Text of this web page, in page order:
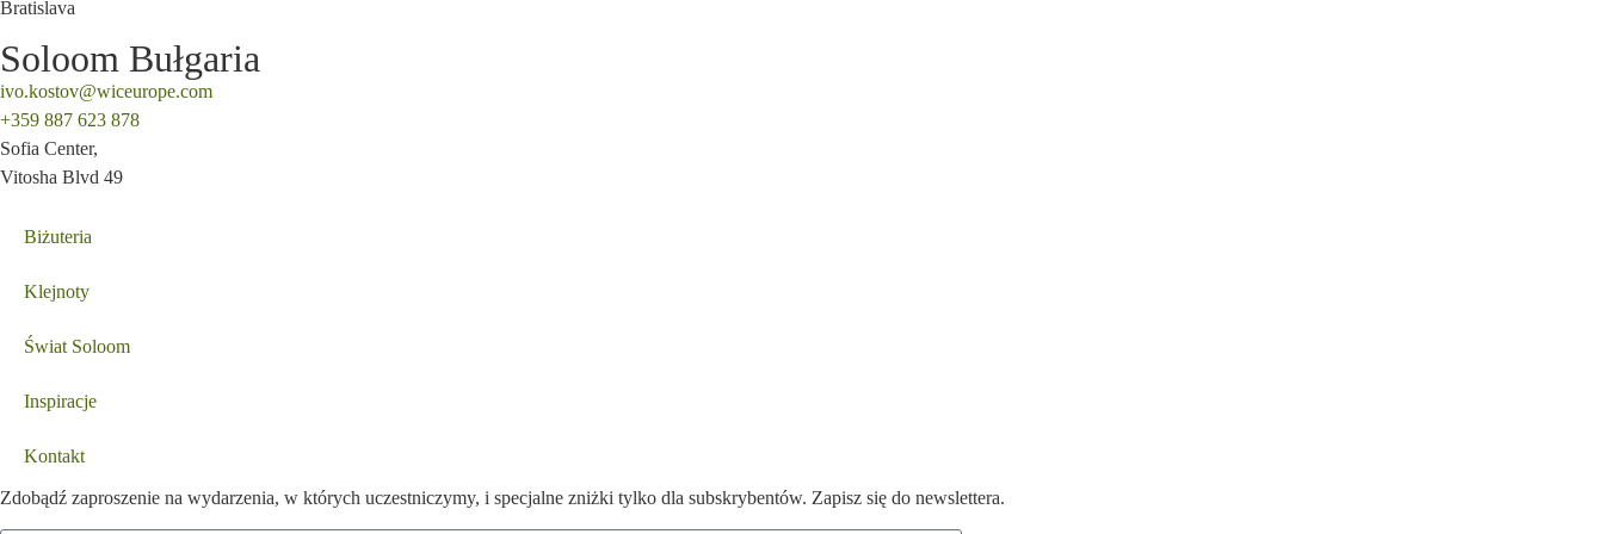
Bratislava
Soloom Bułgaria
ivo.kostov@wiceurope.com
+359 887 623 878
Sofia Center,
Vitosha Blvd 49
Biżuteria
Klejnoty
Świat Soloom
Inspiracje
Kontakt
Zdobądź zaproszenie na wydarzenia, w których uczestniczymy, i specjalne zniżki tylko dla subskrybentów. Zapisz się do newslettera.